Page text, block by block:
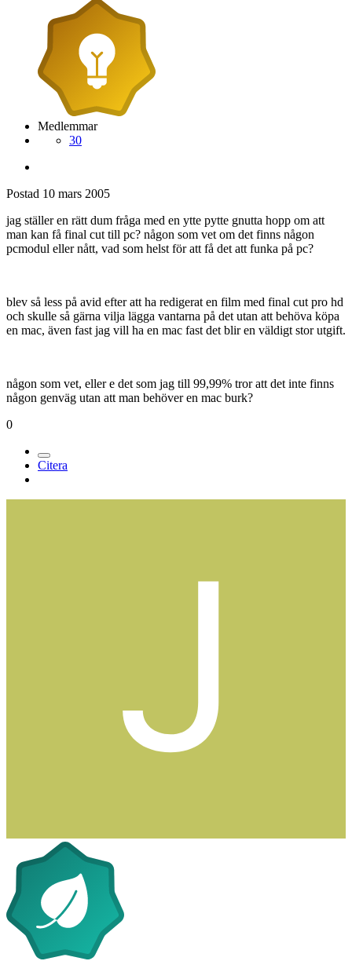
Medlemmar
30
Postad 10 mars 2005
jag ställer en rätt dum fråga med en ytte pytte gnutta hopp om att
man kan få final cut till pc? någon som vet om det finns någon
pcmodul eller nått, vad som helst för att få det att funka på pc?
blev så less på avid efter att ha redigerat en film med final cut pro hd
och skulle så gärna vilja lägga vantarna på det utan att behöva köpa
en mac, även fast jag vill ha en mac fast det blir en väldigt stor utgift.
någon som vet, eller e det som jag till 99,99% tror att det inte finns
någon genväg utan att man behöver en mac burk?
0
Citera